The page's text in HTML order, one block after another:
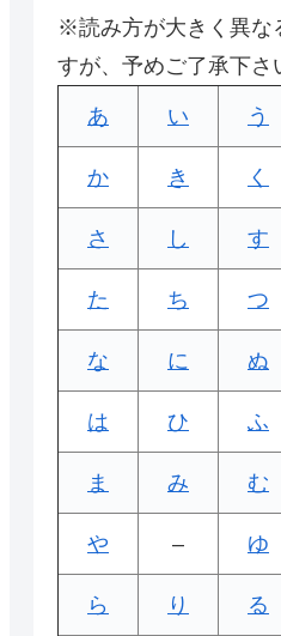
※読み方が大きく異な
すが、予めご了承下さ
あ い う
か き く
さ し す
た ち つ
な に ぬ
は ひ ふ
ま み む
や – ゆ
ら り る